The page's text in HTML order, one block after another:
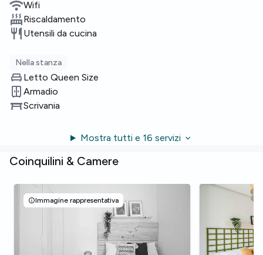
Wifi
Riscaldamento
Utensili da cucina
Nella stanza
Letto Queen Size
Armadio
Scrivania
Mostra tutti e 16 servizi
Coinquilini & Camere
Immagine rappresentativa